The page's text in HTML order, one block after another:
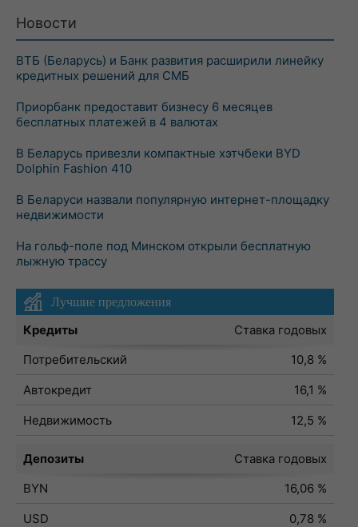
Новости
ВТБ (Беларусь) и Банк развития расширили линейку
кредитных решений для СМБ
Приорбанк предоставит бизнесу 6 месяцев
бесплатных платежей в 4 валютах
В Беларусь привезли компактные хэтчбеки BYD
Dolphin Fashion 410
В Беларуси назвали популярную интернет-площадку
недвижимости
На гольф-поле под Минском открыли бесплатную
лыжную трассу
Лучшие предложения
Кредиты
Ставка годовых
Потребительский
10,8 %
Автокредит
16,1 %
Недвижимость
12,5 %
Депозиты
Ставка годовых
BYN
16,06 %
USD
0,78 %